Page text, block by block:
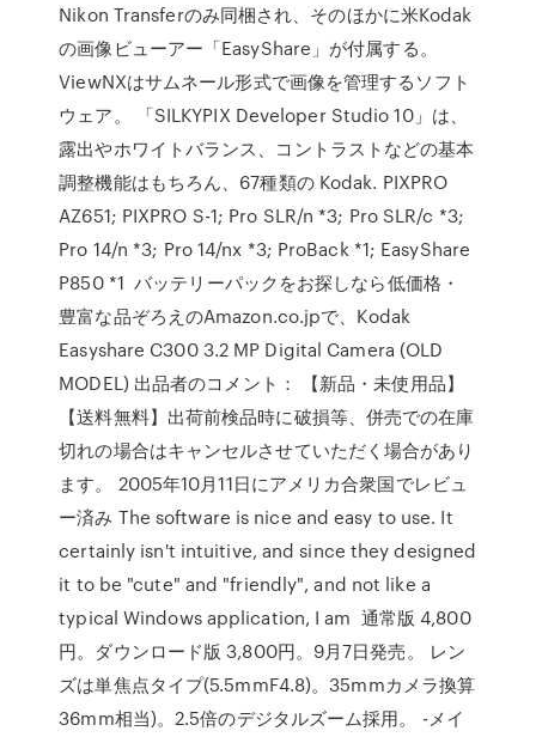
Nikon Transferのみ同梱され、そのほかに米Kodak
の画像ビューアー「EasyShare」が付属する。
ViewNXはサムネール形式で画像を管理するソフト
ウェア。 「SILKYPIX Developer Studio 10」は、
露出やホワイトバランス、コントラストなどの基本
調整機能はもちろん、67種類の Kodak. PIXPRO
AZ651; PIXPRO S-1; Pro SLR/n *3; Pro SLR/c *3;
Pro 14/n *3; Pro 14/nx *3; ProBack *1; EasyShare
P850 *1 バッテリーパックをお探しなら低価格・
豊富な品ぞろえのAmazon.co.jpで、Kodak
Easyshare C300 3.2 MP Digital Camera (OLD
MODEL) 出品者のコメント： 【新品・未使用品】
【送料無料】出荷前検品時に破損等、併売での在庫
切れの場合はキャンセルさせていただく場合があり
ます。 2005年10月11日にアメリカ合衆国でレビュ
ー済み The software is nice and easy to use. It
certainly isn't intuitive, and since they designed
it to be "cute" and "friendly", and not like a
typical Windows application, I am 通常版 4,800
円。ダウンロード版 3,800円。9月7日発売。 レン
ズは単焦点タイプ(5.5mmF4.8)。35mmカメラ換算
36mm相当)。2.5倍のデジタルズーム採用。 -メイ